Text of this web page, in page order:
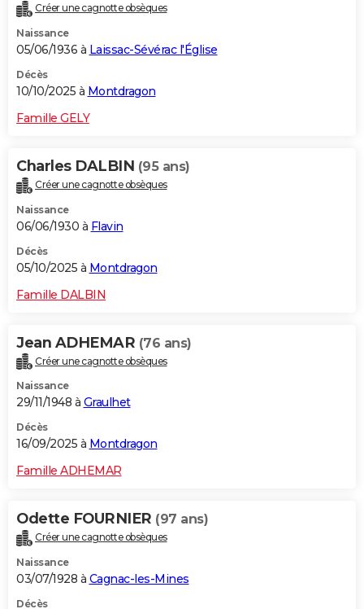
Créer une cagnotte obsèques
Naissance
05/06/1936 à Laissac-Sévérac l'Église
Décès
10/10/2025 à Montdragon
Famille GELY
Charles DALBIN (95 ans)
Créer une cagnotte obsèques
Naissance
06/06/1930 à Flavin
Décès
05/10/2025 à Montdragon
Famille DALBIN
Jean ADHEMAR (76 ans)
Créer une cagnotte obsèques
Naissance
29/11/1948 à Graulhet
Décès
16/09/2025 à Montdragon
Famille ADHEMAR
Odette FOURNIER (97 ans)
Créer une cagnotte obsèques
Naissance
03/07/1928 à Cagnac-les-Mines
Décès